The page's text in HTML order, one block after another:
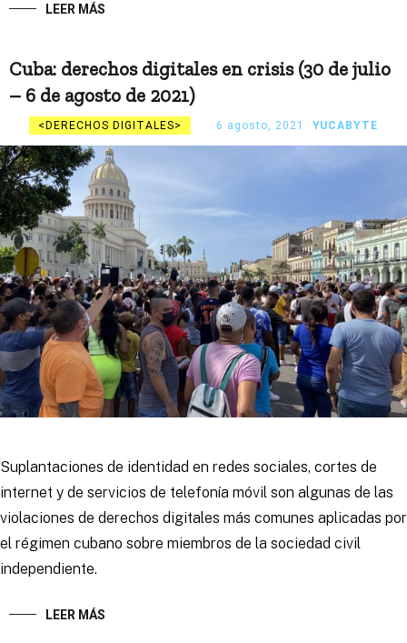
LEER MÁS
Cuba: derechos digitales en crisis (30 de julio
– 6 de agosto de 2021)
DERECHOS DIGITALES 6 agosto, 2021 YUCABYTE
Suplantaciones de identidad en redes sociales, cortes de
internet y de servicios de telefonía móvil son algunas de las
violaciones de derechos digitales más comunes aplicadas por
el régimen cubano sobre miembros de la sociedad civil
independiente.
LEER MÁS